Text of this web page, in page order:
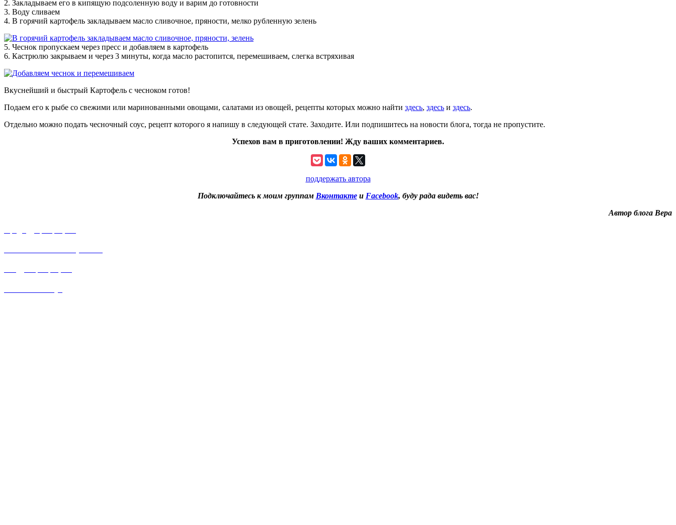
2. Закладываем его в кипящую подсоленную воду и варим до готовности
3. Воду сливаем
4. В горячий картофель закладываем масло сливочное, пряности, мелко рубленную зелень
5. Чеснок пропускаем через пресс и добавляем в картофель
6. Кастрюлю закрываем и через 3 минуты, когда масло растопится, перемешиваем, слегка встряхивая
Вкуснейший и быстрый Картофель с чесноком готов!
Подаем его к рыбе со свежими или маринованными овощами, салатами из овощей, рецепты которых можно найти здесь, здесь и здесь.
Отдельно можно подать чесночный соус, рецепт которого я напишу в следующей стате. Заходите. Или подпишитесь на новости блога, тогда не пропустите.
Успехов вам в приготовлении! Жду ваших комментариев.
поддержать автора
Подключайтесь к моим группам Вконтактеи Facebook, буду рада видеть вас!
Автор блога Вера